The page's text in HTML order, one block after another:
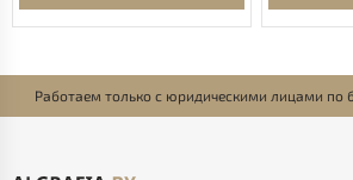
Работаем только с юридическими лицами по